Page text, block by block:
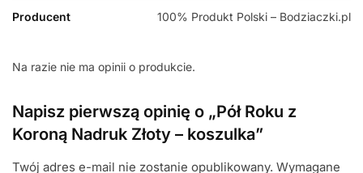
Producent 100% Produkt Polski – Bodziaczki.pl
Na razie nie ma opinii o produkcie.
Napisz pierwszą opinię o „Pół Roku z
Koroną Nadruk Złoty – koszulka”
Twój adres e-mail nie zostanie opublikowany. Wymagane